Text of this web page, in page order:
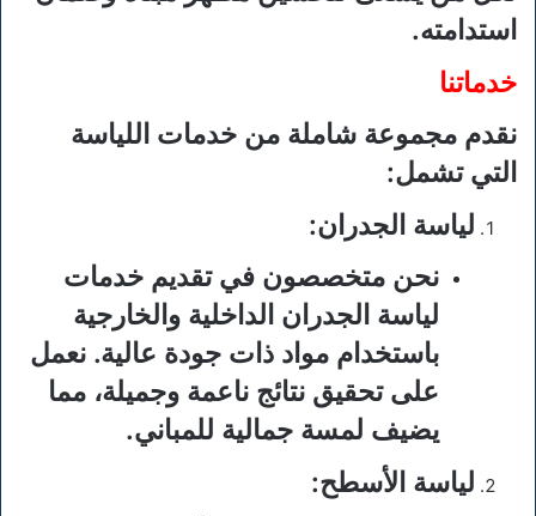
استدامته.
خدماتنا
نقدم مجموعة شاملة من خدمات اللياسة
التي تشمل:
لياسة الجدران:
نحن متخصصون في تقديم خدمات
لياسة الجدران الداخلية والخارجية
باستخدام مواد ذات جودة عالية. نعمل
على تحقيق نتائج ناعمة وجميلة، مما
يضيف لمسة جمالية للمباني.
لياسة الأسطح: